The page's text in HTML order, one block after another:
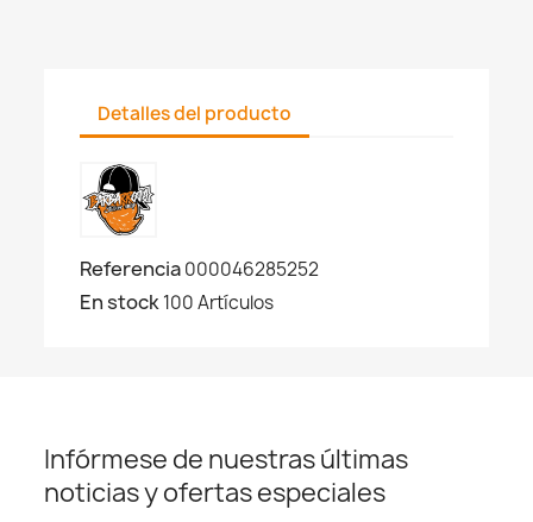
Detalles del producto
Referencia000046285252
En stock100 Artículos
Infórmese de nuestras últimas
noticias y ofertas especiales